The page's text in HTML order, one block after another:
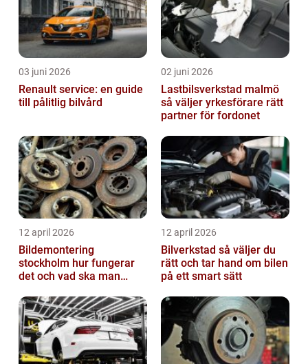
03 juni 2026
Renault service: en guide
till pålitlig bilvård
02 juni 2026
Lastbilsverkstad malmö
så väljer yrkesförare rätt
partner för fordonet
12 april 2026
Bildemontering
stockholm hur fungerar
det och vad ska man
12 april 2026
Bilverkstad så väljer du
rätt och tar hand om bilen
på ett smart sätt